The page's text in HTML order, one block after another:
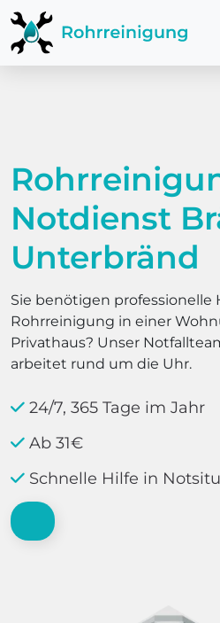
Notdienst
Unterbränd
Sie benötigen professionelle
Rohrreinigung in einer
Privathaus? Unser
arbeitet rund um die Uhr.
24/7, 365 Tage im Jahr
Ab 31€
Schnelle Hilfe in